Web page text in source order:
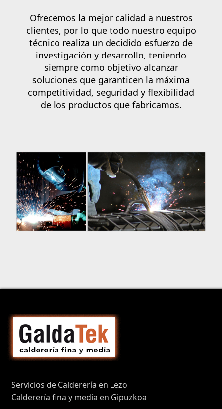
Ofrecemos la mejor calidad a nuestros
clientes, por lo que todo nuestro equipo
técnico realiza un decidido esfuerzo de
investigación y desarrollo, teniendo
siempre como objetivo alcanzar
soluciones que garanticen la máxima
competitividad, seguridad y flexibilidad
de los productos que fabricamos.
Servicios de Calderería en Lezo
Calderería fina y media en Gipuzkoa